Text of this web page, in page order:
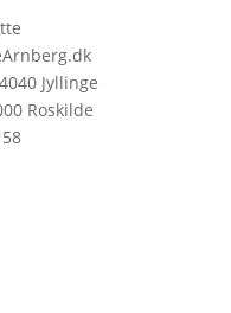
Jyllinge
Roskilde